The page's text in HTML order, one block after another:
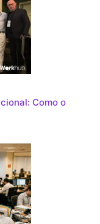
Como o